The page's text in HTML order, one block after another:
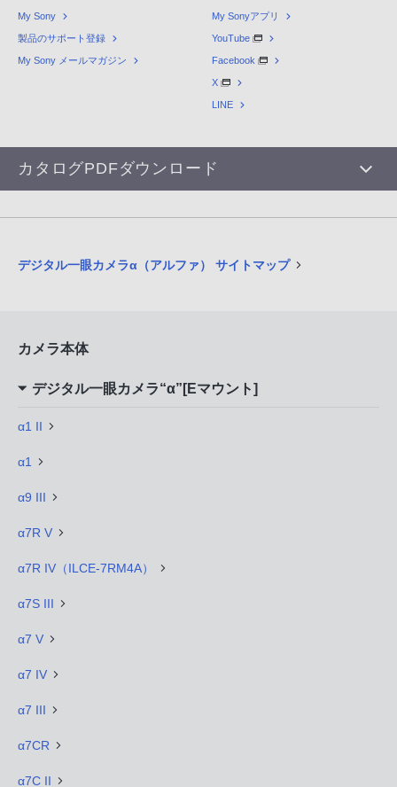
My Sony
製品のサポート登録
My Sony メールマガジン
My Sonyアプリ
YouTube
Facebook
X
LINE
カタログPDFダウンロード
デジタル一眼カメラα（アルファ） サイトマップ
カメラ本体
デジタル一眼カメラ“α”[Eマウント]
α1 II
α1
α9 III
α7R V
α7R IV（ILCE-7RM4A）
α7S III
α7 V
α7 IV
α7 III
α7CR
α7C II